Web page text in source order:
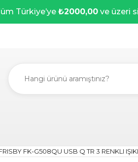
Türkiye’ye ₺2000,00 ve üzeri
FK-G508QU USB Q TR 3 RENKLI